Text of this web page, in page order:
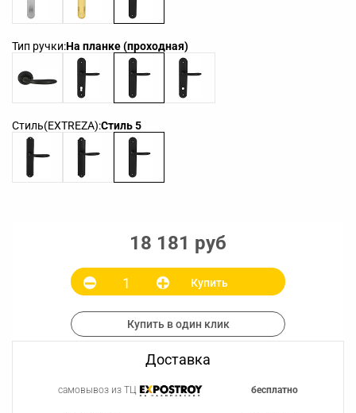
Тип ручки:На планке (проходная)
Стиль(EXTREZA):Стиль 5
18 181 руб
Купить
Купить в один клик
Доставка
самовывоз из ТЦ бесплатно